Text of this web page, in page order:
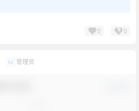
0 0
M 管理员